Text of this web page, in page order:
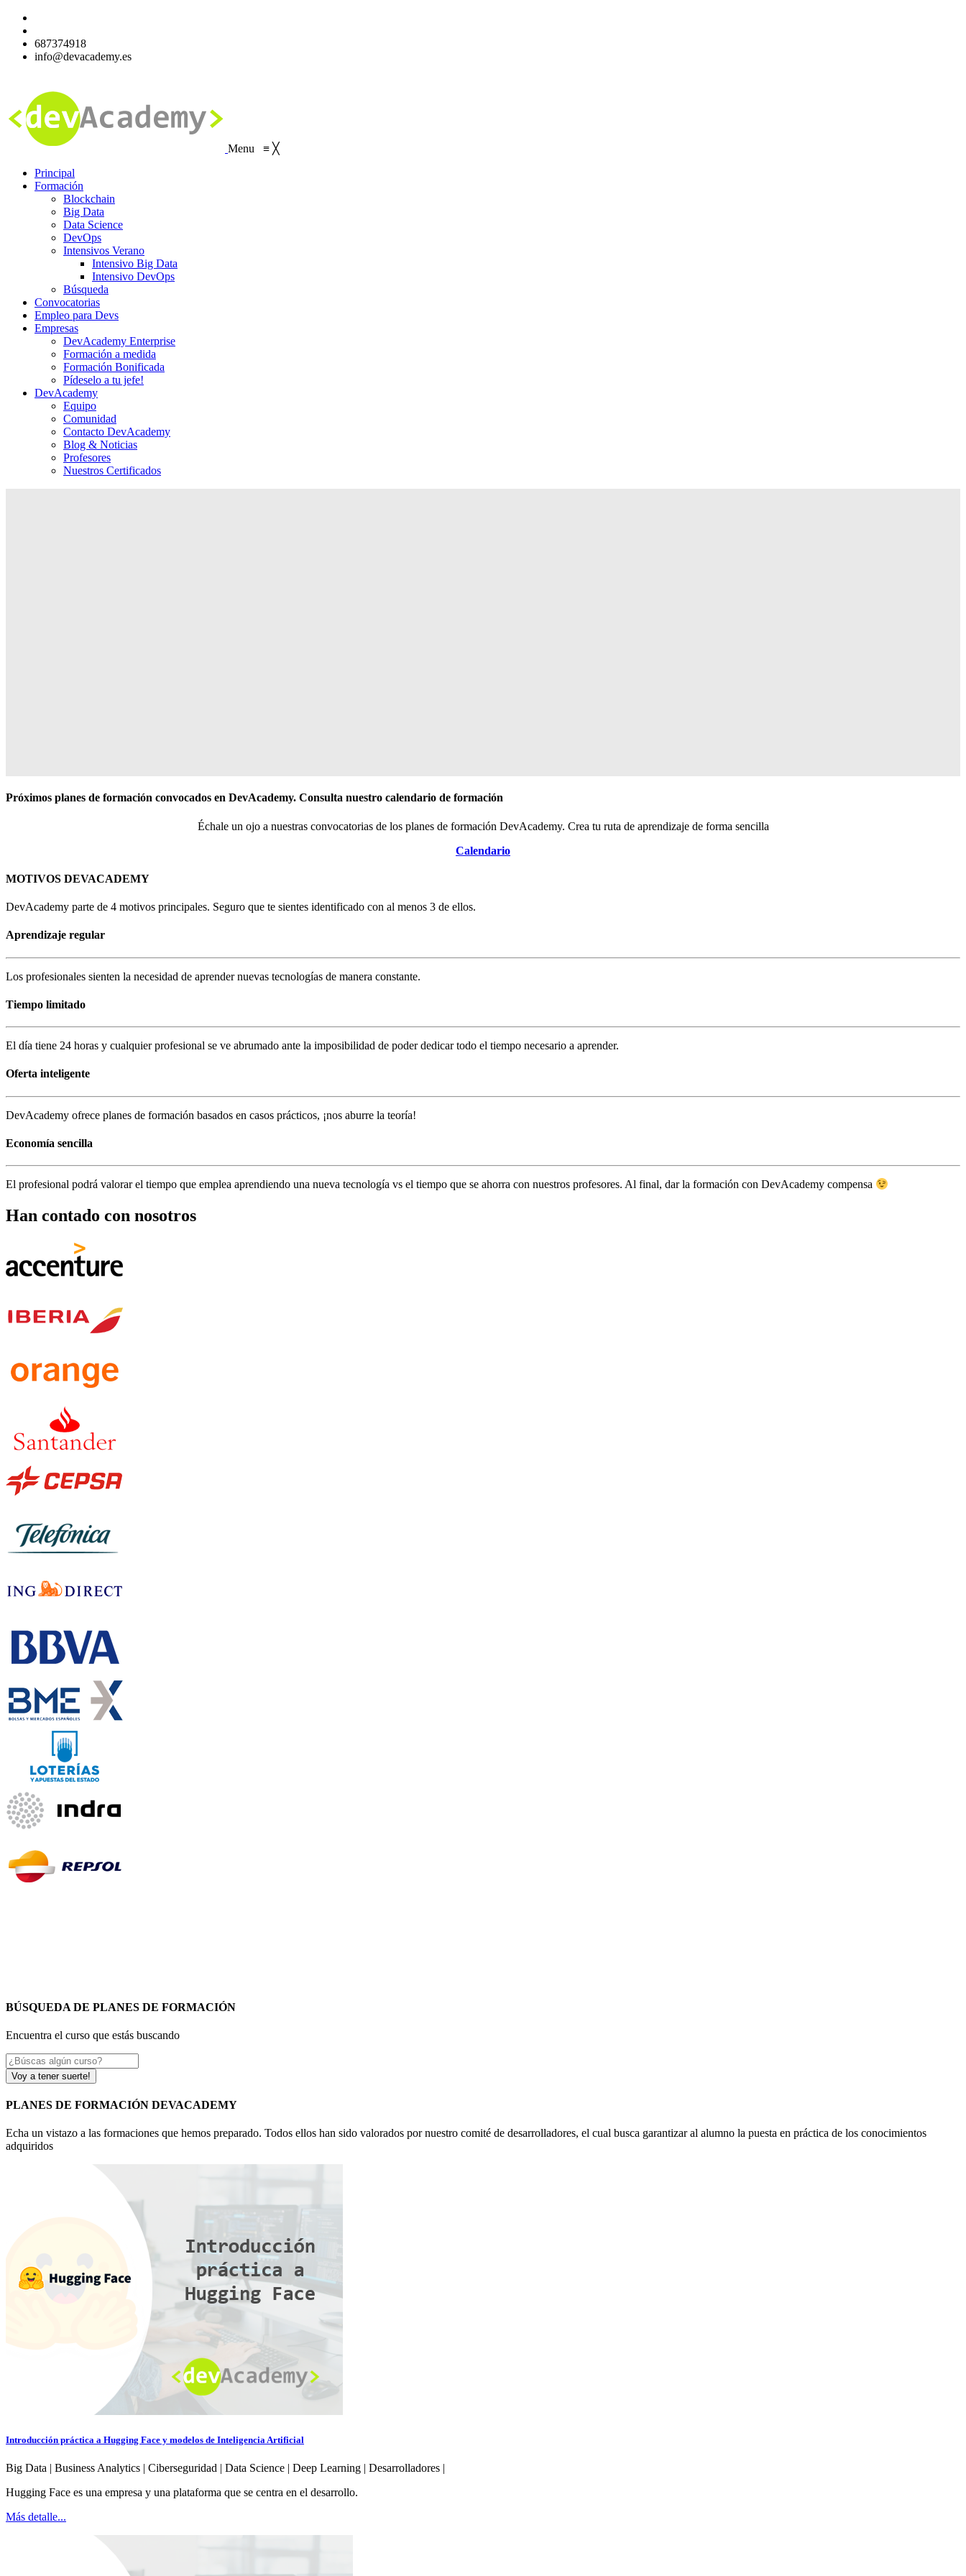
687374918
info@devacademy.es
Menu ≡ ╳
Principal
Formación
Blockchain
Big Data
Data Science
DevOps
Intensivos Verano
Intensivo Big Data
Intensivo DevOps
Búsqueda
Convocatorias
Empleo para Devs
Empresas
DevAcademy Enterprise
Formación a medida
Formación Bonificada
Pídeselo a tu jefe!
DevAcademy
Equipo
Comunidad
Contacto DevAcademy
Blog & Noticias
Profesores
Nuestros Certificados
Próximos planes de formación convocados en DevAcademy. Consulta nuestro calendario de formación
Échale un ojo a nuestras convocatorias de los planes de formación DevAcademy. Crea tu ruta de aprendizaje de forma sencilla
Calendario
MOTIVOS DEVACADEMY
DevAcademy parte de 4 motivos principales. Seguro que te sientes identificado con al menos 3 de ellos.
Aprendizaje regular
Los profesionales sienten la necesidad de aprender nuevas tecnologías de manera constante.
Tiempo limitado
El día tiene 24 horas y cualquier profesional se ve abrumado ante la imposibilidad de poder dedicar todo el tiempo necesario a aprender.
Oferta inteligente
DevAcademy ofrece planes de formación basados en casos prácticos, ¡nos aburre la teoría!
Economía sencilla
El profesional podrá valorar el tiempo que emplea aprendiendo una nueva tecnología vs el tiempo que se ahorra con nuestros profesores. Al final, dar la formación con DevAcademy compensa
Han contado con nosotros
BÚSQUEDA DE PLANES DE FORMACIÓN
Encuentra el curso que estás buscando
Voy a tener suerte!
PLANES DE FORMACIÓN DEVACADEMY
Echa un vistazo a las formaciones que hemos preparado. Todos ellos han sido valorados por nuestro comité de desarrolladores, el cual busca garantizar al alumno la puesta en práctica de los conocimientos
adquiridos
Introducción práctica a Hugging Face y modelos de Inteligencia Artificial
Big Data | Business Analytics | Ciberseguridad | Data Science | Deep Learning | Desarrolladores |
Hugging Face es una empresa y una plataforma que se centra en el desarrollo.
Más detalle...